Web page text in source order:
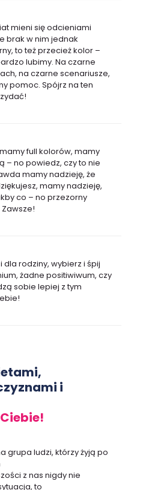
mieni się odcieniami
brak w nim jednak
to też przecież kolor –
lubimy. Na czarne
na czarne scenariusze,
pomoc. Spójrz na ten
full kolorów, mamy
– no powiedz, czy to nie
mamy nadzieję, że
mamy nadzieję,
co – no przezorny
rodziny, wybierz i śpij
żadne positiwiwum, czy
sobie lepiej z tym
i
grupa ludzi, którzy żyją po
z nas nigdy nie
to